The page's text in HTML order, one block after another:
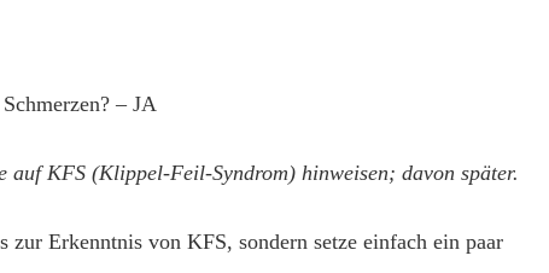
– JA
auf KFS (Klippel-Feil-Syndrom) hinweisen; davon später.
zur Erkenntnis von KFS, sondern setze einfach ein paar